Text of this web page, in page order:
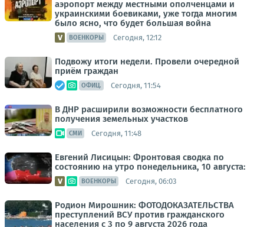
аэропорт между местными ополченцами и
украинскими боевиками, уже тогда многим
было ясно, что будет большая война
ВОЕНКОРЫ Сегодня, 12:12
Подвожу итоги недели. Провели очередной
приём граждан
ОФИЦ. Сегодня, 11:54
В ДНР расширили возможности бесплатного
получения земельных участков
СМИ Сегодня, 11:48
Евгений Лисицын: Фронтовая сводка по
состоянию на утро понедельника, 10 августа:
ВОЕНКОРЫ Сегодня, 06:03
Родион Мирошник: ФОТОДОКАЗАТЕЛЬСТВА
преступлений ВСУ против гражданского
населения с 3 по 9 августа 2026 года